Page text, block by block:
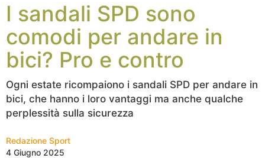
I sandali SPD sono
comodi per andare in
bici? Pro e contro
Ogni estate ricompaiono i sandali SPD per andare in
bici, che hanno i loro vantaggi ma anche qualche
perplessità sulla sicurezza
Redazione Sport
4 Giugno 2025